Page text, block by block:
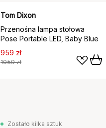
Tom Dixon
Przenośna lampa stołowa
Pose Portable LED, Baby Blue
959 zł
1059 zł
Zostało kilka sztuk